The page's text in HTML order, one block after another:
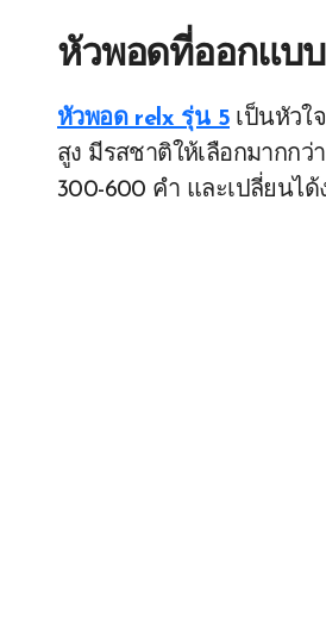
หัวพอดที่ออกแบ
หัวพอด relx รุ่น 5 เป็นหัวใ
สูง มีรสชาติให้เลือกมากก
300-600 คำ และเปลี่ยนได้